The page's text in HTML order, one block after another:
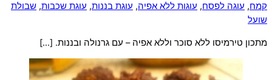
קמח, עוגה לפסח, עוגות ללא אפיה, עוגת בננות, עוגת שכבות, שבולת
שועל
מתכון טירמיסו ללא סוכר וללא אפיה – עם גרנולה ובננות. […]